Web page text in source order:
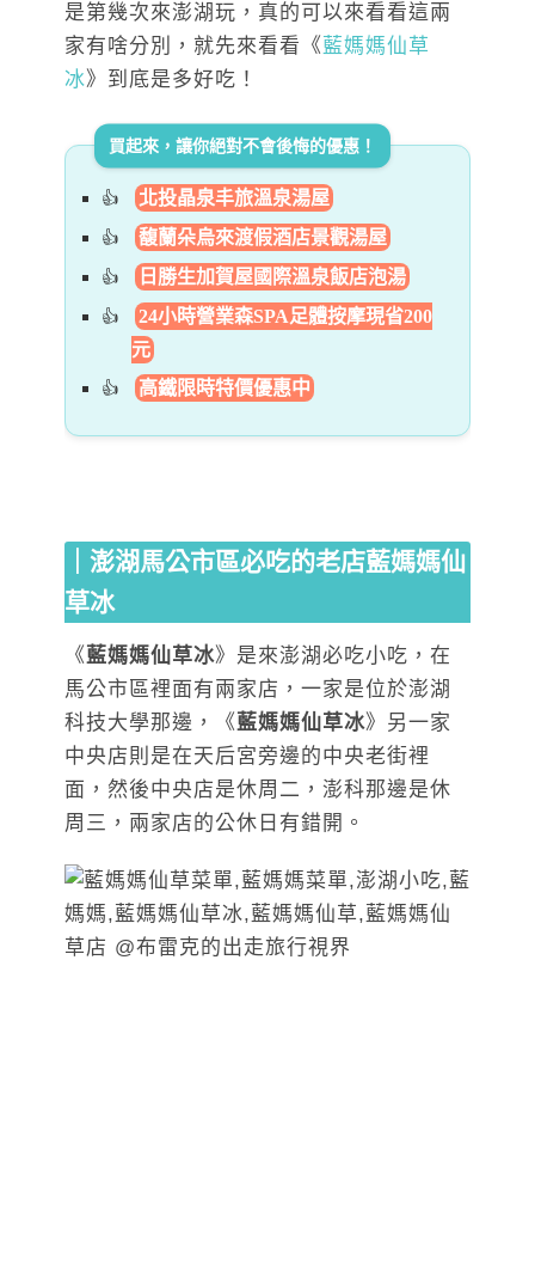
是第幾次來澎湖玩，真的可以來看看這兩
家有啥分別，就先來看看《藍媽媽仙草
冰》到底是多好吃！
買起來，讓你絕對不會後悔的優惠！
北投晶泉丰旅溫泉湯屋
馥蘭朵烏來渡假酒店景觀湯屋
日勝生加賀屋國際溫泉飯店泡湯
24小時營業森SPA足體按摩現省200
元
高鐵限時特價優惠中
｜澎湖馬公市區必吃的老店藍媽媽仙
草冰
《藍媽媽仙草冰》是來澎湖必吃小吃，在
馬公市區裡面有兩家店，一家是位於澎湖
科技大學那邊，《藍媽媽仙草冰》另一家
中央店則是在天后宮旁邊的中央老街裡
面，然後中央店是休周二，澎科那邊是休
周三，兩家店的公休日有錯開。